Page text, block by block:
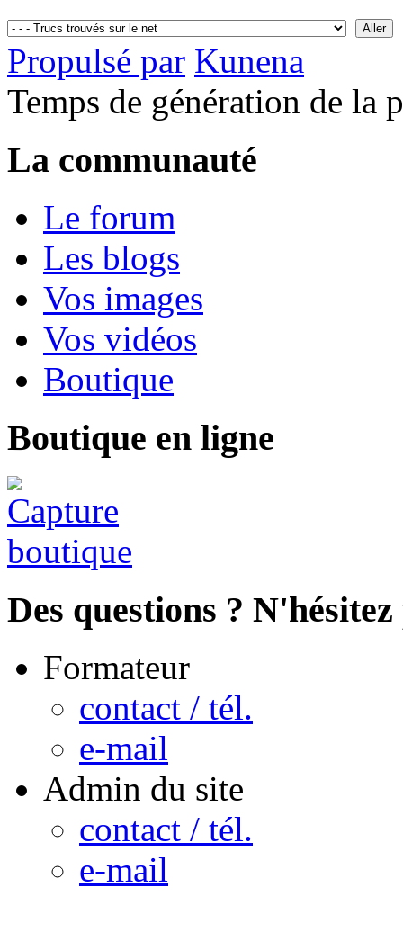
Propulsé par Kunena
Temps de génération de la
La communauté
Le forum
Les blogs
Vos images
Vos vidéos
Boutique
Boutique en ligne
Des questions ?
Formateur
contact / tél.
e-mail
Admin du site
contact / tél.
e-mail